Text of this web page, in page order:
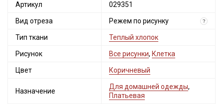
Артикул 029351
Вид отреза Режем по рисунку ?
Тип ткани Теплый хлопок
Рисунок Все рисунки, Клетка
Цвет Коричневый
Назначение
Для домашней одежды,
Платьевая